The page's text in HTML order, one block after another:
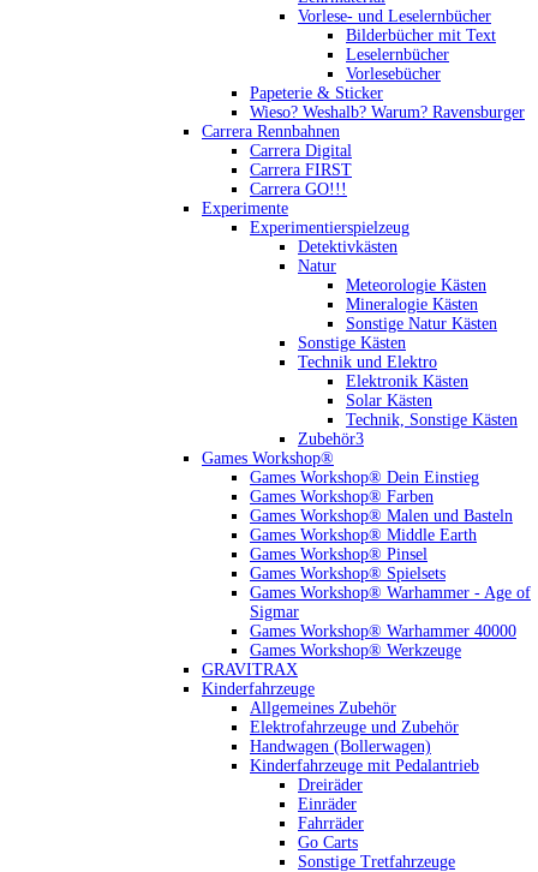
Vorlese- und Leselernbücher
Bilderbücher mit Text
Leselernbücher
Vorlesebücher
Papeterie & Sticker
Wieso? Weshalb? Warum? Ravensburger
Carrera Rennbahnen
Carrera Digital
Carrera FIRST
Carrera GO!!!
Experimente
Experimentierspielzeug
Detektivkästen
Natur
Meteorologie Kästen
Mineralogie Kästen
Sonstige Natur Kästen
Sonstige Kästen
Technik und Elektro
Elektronik Kästen
Solar Kästen
Technik, Sonstige Kästen
Zubehör3
Games Workshop®
Games Workshop® Dein Einstieg
Games Workshop® Farben
Games Workshop® Malen und Basteln
Games Workshop® Middle Earth
Games Workshop® Pinsel
Games Workshop® Spielsets
Games Workshop® Warhammer - Age of
Sigmar
Games Workshop® Warhammer 40000
Games Workshop® Werkzeuge
GRAVITRAX
Kinderfahrzeuge
Allgemeines Zubehör
Elektrofahrzeuge und Zubehör
Handwagen (Bollerwagen)
Kinderfahrzeuge mit Pedalantrieb
Dreiräder
Einräder
Fahrräder
Go Carts
Sonstige Tretfahrzeuge